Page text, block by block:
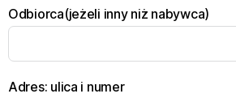
Odbiorca(jeżeli inny niż nabywca)
Adres: ulica i numer